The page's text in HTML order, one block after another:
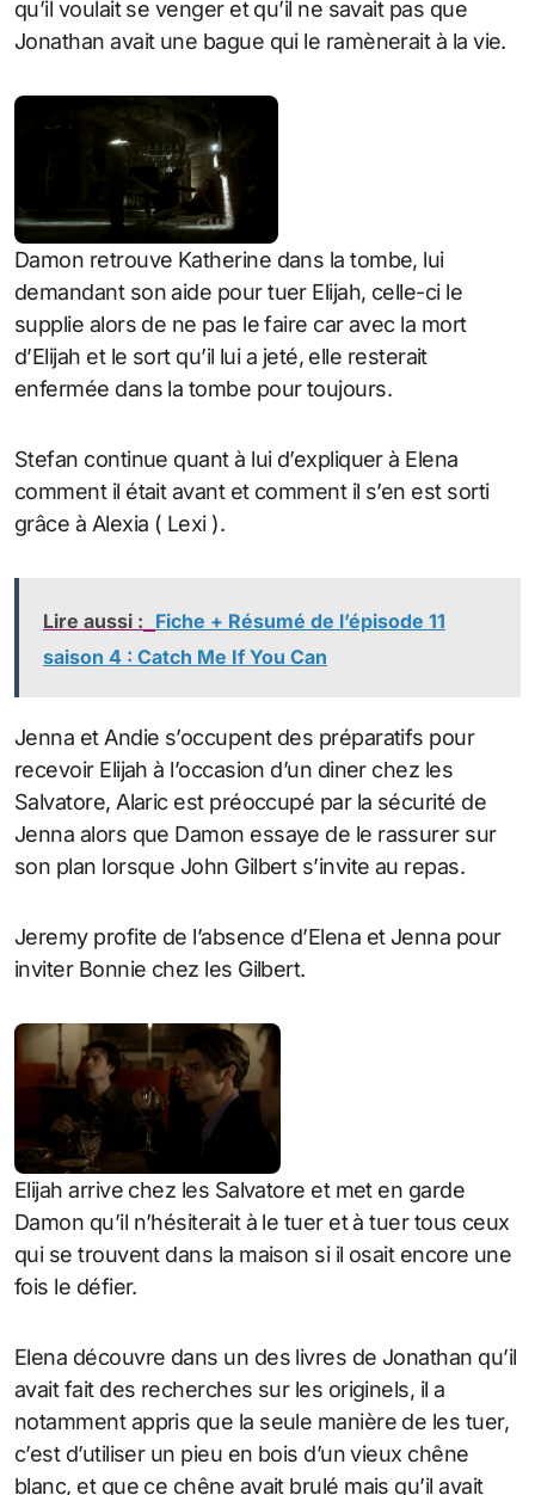
qu’il voulait se venger et qu’il ne savait pas que
Jonathan avait une bague qui le ramènerait à la vie.
Damon retrouve Katherine dans la tombe, lui
demandant son aide pour tuer Elijah, celle-ci le
supplie alors de ne pas le faire car avec la mort
d’Elijah et le sort qu’il lui a jeté, elle resterait
enfermée dans la tombe pour toujours.
Stefan continue quant à lui d’expliquer à Elena
comment il était avant et comment il s’en est sorti
grâce à Alexia ( Lexi ).
Lire aussi : Fiche + Résumé de l’épisode 11
saison 4 : Catch Me If You Can
Jenna et Andie s’occupent des préparatifs pour
recevoir Elijah à l’occasion d’un diner chez les
Salvatore, Alaric est préoccupé par la sécurité de
Jenna alors que Damon essaye de le rassurer sur
son plan lorsque John Gilbert s’invite au repas.
Jeremy profite de l’absence d’Elena et Jenna pour
inviter Bonnie chez les Gilbert.
Elijah arrive chez les Salvatore et met en garde
Damon qu’il n’hésiterait à le tuer et à tuer tous ceux
qui se trouvent dans la maison si il osait encore une
fois le défier.
Elena découvre dans un des livres de Jonathan qu’il
avait fait des recherches sur les originels, il a
notamment appris que la seule manière de les tuer,
c’est d’utiliser un pieu en bois d’un vieux chêne
blanc, et que ce chêne avait brulé mais qu’il avait